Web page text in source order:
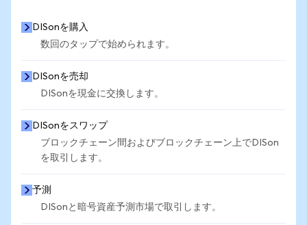
DISonを購入
数回のタップで始められます。
DISonを売却
DISonを現金に交換します。
DISonをスワップ
ブロックチェーン間およびブロックチェーン上でDISon
を取引します。
予測
DISonと暗号資産予測市場で取引します。